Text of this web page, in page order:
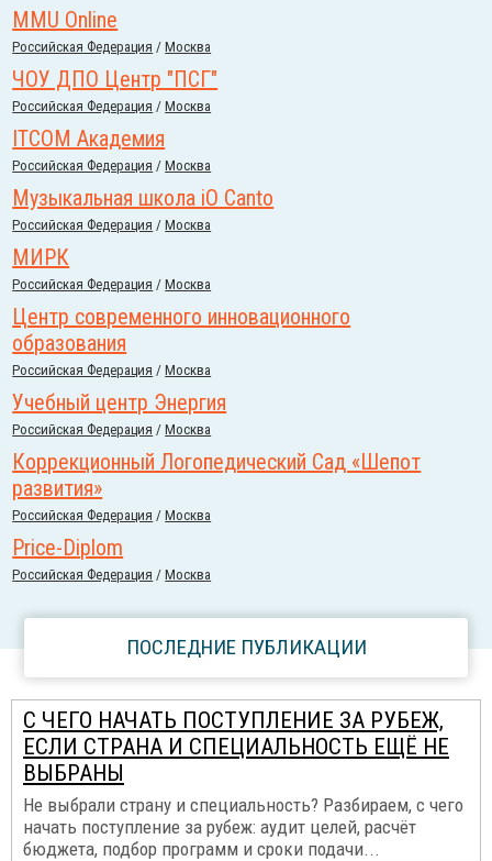
MMU Online
Российcкая Федерация /Москва
ЧОУ ДПО Центр "ПСГ"
Российcкая Федерация /Москва
ITCOM Академия
Российcкая Федерация /Москва
Музыкальная школа iO Canto
Российcкая Федерация /Москва
МИРК
Российcкая Федерация /Москва
Центр современного инновационного
образования
Российcкая Федерация /Москва
Учебный центр Энергия
Российcкая Федерация /Москва
Коррекционный Логопедический Сад «Шепот
развития»
Российcкая Федерация /Москва
Price-Diplom
Российcкая Федерация /Москва
ПОСЛЕДНИЕ ПУБЛИКАЦИИ
С ЧЕГО НАЧАТЬ ПОСТУПЛЕНИЕ ЗА РУБЕЖ,
ЕСЛИ СТРАНА И СПЕЦИАЛЬНОСТЬ ЕЩЁ НЕ
ВЫБРАНЫ
Не выбрали страну и специальность? Разбираем, с чего
начать поступление за рубеж: аудит целей, расчёт
бюджета, подбор программ и сроки подачи...